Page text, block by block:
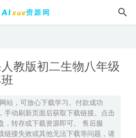
教版初二生物八年级
站，可放心下载学习。付款成功
手动刷新页面后获取下载链接。点击
，转存或下载资源即可。 售后服
链接失效或其他无法下载等问题，请
治高考押题冲刺课 2025-05-17
学 》 2023-11-19